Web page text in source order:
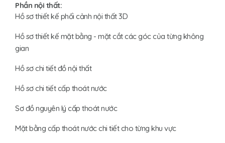
Phần nội thất:
Hồ sơ thiết kế phối cảnh nội thất 3D
Hồ sơ thiết kế mặt bằng - mặt cắt các góc của từng không
gian
Hồ sơ chi tiết đồ nội thất
Hồ sơ chi tiết cấp thoát nước
Sơ đồ nguyên lý cấp thoát nước
Mặt bằng cấp thoát nước chi tiết cho từng khu vực